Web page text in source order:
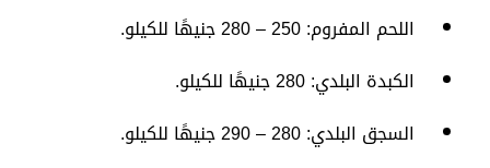
اللحم المفروم: 250 – 280 جنيهًا للكيلو.
الكبدة البلدي: 280 جنيهًا للكيلو.
السجق البلدي: 280 – 290 جنيهًا للكيلو.